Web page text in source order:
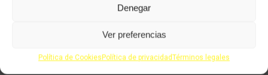
Denegar
Ver preferencias
Política de CookiesPolítica de privacidadTérminos legales
Protector de chasis Gasgas EC 450 2001
Comprar